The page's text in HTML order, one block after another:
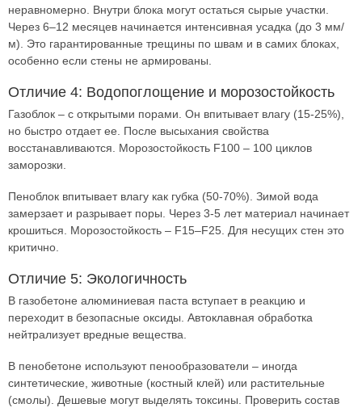
неравномерно. Внутри блока могут остаться сырые участки.
Через 6–12 месяцев начинается интенсивная усадка (до 3 мм/
м). Это гарантированные трещины по швам и в самих блоках,
особенно если стены не армированы.
Отличие 4: Водопоглощение и морозостойкость
Газоблок – с открытыми порами. Он впитывает влагу (15-25%),
но быстро отдает ее. После высыхания свойства
восстанавливаются. Морозостойкость F100 – 100 циклов
заморозки.
Пеноблок впитывает влагу как губка (50-70%). Зимой вода
замерзает и разрывает поры. Через 3-5 лет материал начинает
крошиться. Морозостойкость – F15–F25. Для несущих стен это
критично.
Отличие 5: Экологичность
В газобетоне алюминиевая паста вступает в реакцию и
переходит в безопасные оксиды. Автоклавная обработка
нейтрализует вредные вещества.
В пенобетоне используют пенообразователи – иногда
синтетические, животные (костный клей) или растительные
(смолы). Дешевые могут выделять токсины. Проверить состав